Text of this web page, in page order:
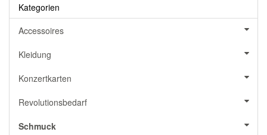
Kategorien
Accessoires
Kleidung
Konzertkarten
Revolutionsbedarf
Schmuck